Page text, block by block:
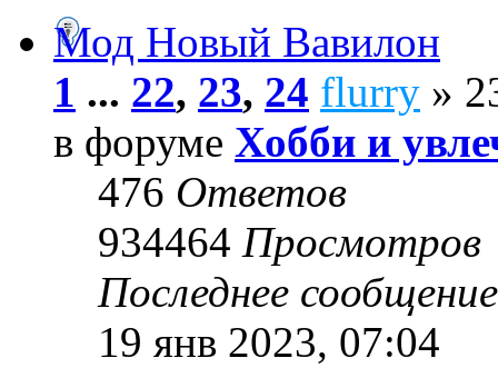
Мод Новый Вавилон
1 ... 22, 23, 24 flurry »
в форуме Хобби и
476 Ответов
934464 Просмотров
Последнее
19 янв 2023, 07:04